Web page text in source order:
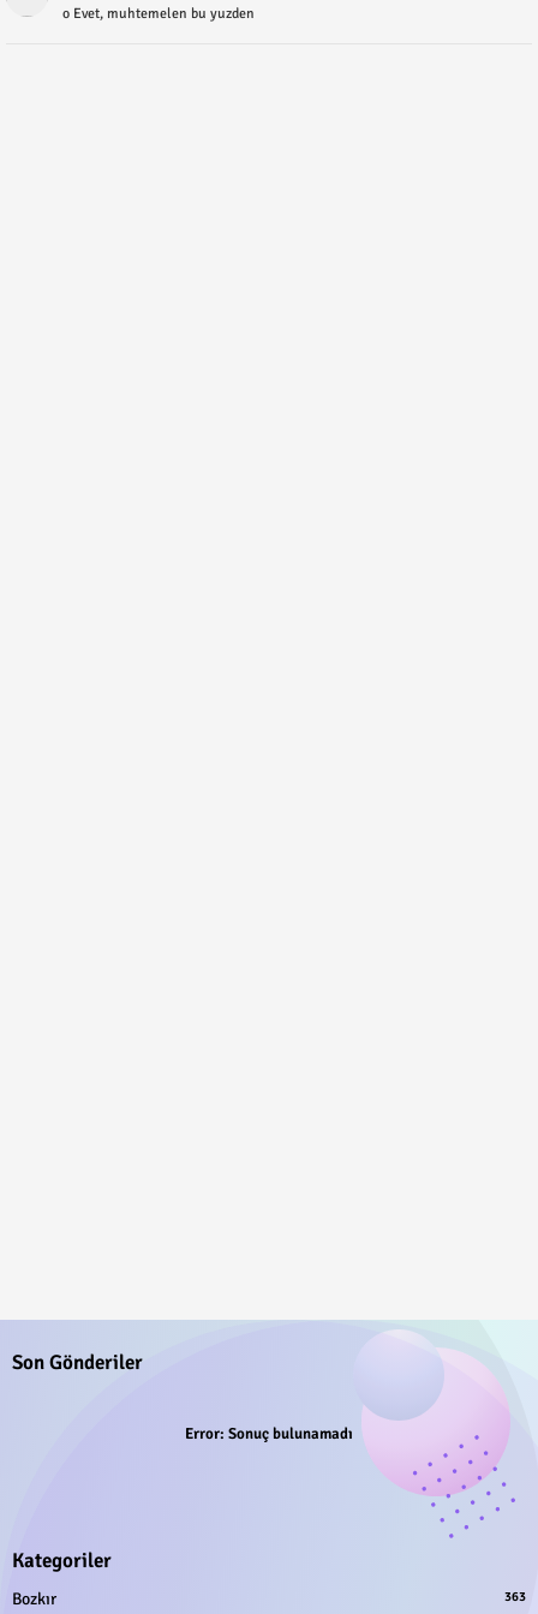
o Evet, muhtemelen bu yuzden
Son Gönderiler
Error: Sonuç bulunamadı
Kategoriler
Bozkır 363